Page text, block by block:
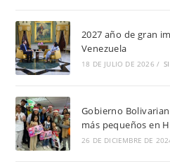
2027 año de gran
Venezuela
18 DE JULIO DE 2026 /
Gobierno
más pequeños en
26 DE DICIEMBRE DE